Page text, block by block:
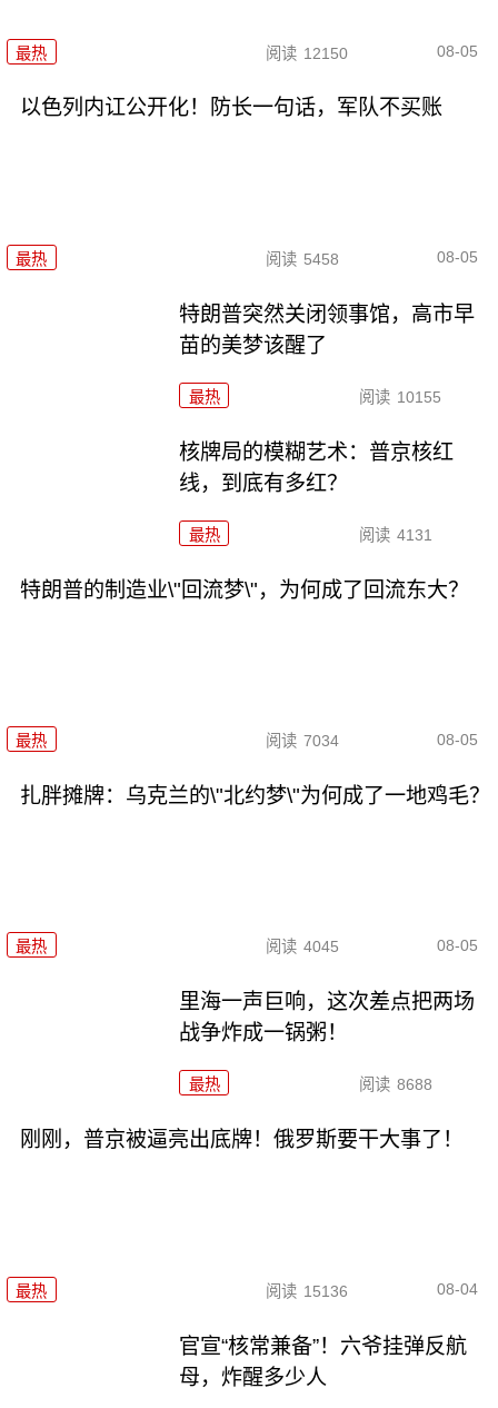
最热 阅读 12150 08-05
以色列内讧公开化！防长一句话，军队不买账
最热 阅读 5458 08-05
特朗普突然关闭领事馆，高市早
苗的美梦该醒了
最热 阅读 10155
核牌局的模糊艺术：普京核红
线，到底有多红？
最热 阅读 4131
特朗普的制造业\"回流梦\"，为何成了回流东大？
最热 阅读 7034 08-05
扎胖摊牌：乌克兰的\"北约梦\"为何成了一地鸡毛？
最热 阅读 4045 08-05
里海一声巨响，这次差点把两场
战争炸成一锅粥！
最热 阅读 8688
刚刚，普京被逼亮出底牌！俄罗斯要干大事了！
最热 阅读 15136 08-04
官宣“核常兼备”！六爷挂弹反航
母，炸醒多少人